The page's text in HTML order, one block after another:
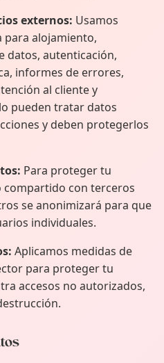
externos: Usamos
para alojamiento,
datos, autenticación,
informes de errores,
al cliente y
pueden tratar datos
y deben protegerlos
Para proteger tu
compartido con terceros
se anonimizará para que
individuales.
Aplicamos medidas de
para proteger tu
accesos no autorizados,